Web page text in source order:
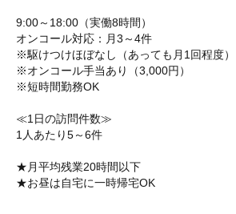
9:00～18:00（実働8時間）
オンコール対応：月3～4件
※駆けつけほぼなし（あっても月1回程度）
※オンコール手当あり（3,000円）
※短時間勤務OK
≪1日の訪問件数≫
1人あたり5～6件
★月平均残業20時間以下
★お昼は自宅に一時帰宅OK